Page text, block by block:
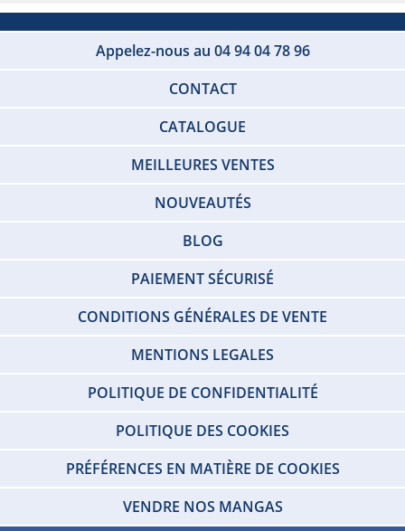
Appelez-nous au 04 94 04 78 96
CONTACT
CATALOGUE
MEILLEURES VENTES
NOUVEAUTÉS
BLOG
PAIEMENT SÉCURISÉ
CONDITIONS GÉNÉRALES DE VENTE
MENTIONS LEGALES
POLITIQUE DE CONFIDENTIALITÉ
POLITIQUE DES COOKIES
PRÉFÉRENCES EN MATIÈRE DE COOKIES
VENDRE NOS MANGAS